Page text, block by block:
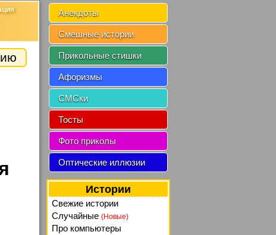
Анекдоты
Смешные истории
Прикольные стишки
Афоризмы
СМСки
Тосты
Фото приколы
Оптические иллюзии
Истории
Свежие истории
Случайные (Новые)
Про компьютеры